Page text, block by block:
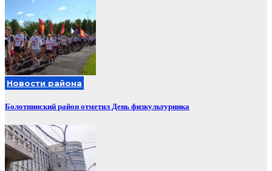
Новости района
Болотнинский район отметил День физкультурника